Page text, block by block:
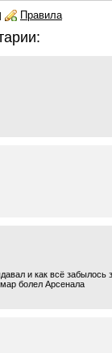
| Правила
и как всё забылось
болел Арсенала